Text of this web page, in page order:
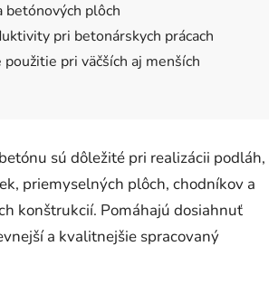
betónových plôch
pri betonárskych prácach
pri väčších aj menších
sú dôležité pri realizácii podláh,
priemyselných plôch, chodníkov a
konštrukcií. Pomáhajú dosiahnuť
a kvalitnejšie spracovaný